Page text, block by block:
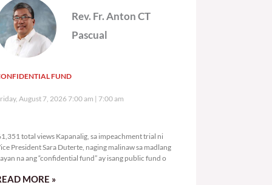
Rev. Fr. Anton CT
Pascual
FUND
August 7, 2026 7:00 am 7:00 am
total views Kapanalig, sa impeachment trial ni
President Sara Duterte, naging malinaw sa madlang
na ang “confidential fund” ay isang public fund o
MORE »